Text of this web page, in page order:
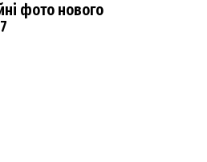
фото нового